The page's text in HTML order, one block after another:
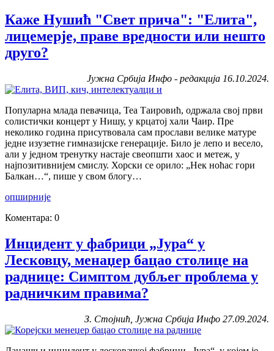
Каже Нушић "Свет прича": "Елита",
лицемерје, праве вредности или нешто
друго?
Јужна Србија Инфо - редакција 16.10.2024.
Популарна млада певачица, Теа Таировић, одржала свој први
солистички концерт у Нишу, у крцатој хали Чаир. Пре
неколико година присутвовала сам прослави велике матуре
једне изузетне гимназијске генерације. Било је лепо и весело,
али у једном тренутку настаје свеопшти хаос и метеж, у
најпозитивнијем смислу. Хорски се орило: „Нек ноћас гори
Балкан…“, пише у свом блогу…
опширније
Коментара: 0
Инцидент у фабрици „Јура“ у
Лесковцу, менаџер бацао столице на
раднице: Симптом дубљег проблема у
радничким правима?
З. Стојнић, Јужна Србија Инфо 27.09.2024.